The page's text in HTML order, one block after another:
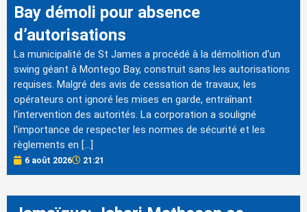
Bay démoli pour absence
d’autorisations
La municipalité de St James a procédé à la démolition d'un
swing géant à Montego Bay, construit sans les autorisations
requises. Malgré des avis de cessation de travaux, les
opérateurs ont ignoré les mises en garde, entraînant
l'intervention des autorités. La corporation a souligné
l'importance de respecter les normes de sécurité et les
règlements en […]
6 août 2026 21:21